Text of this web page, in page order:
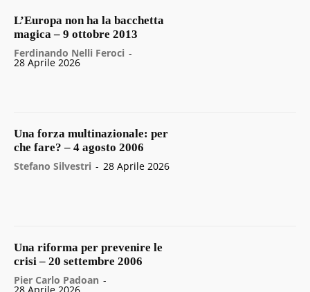
L’Europa non ha la bacchetta
magica – 9 ottobre 2013
Ferdinando Nelli Feroci -
28 Aprile 2026
Una forza multinazionale: per
che fare? – 4 agosto 2006
Stefano Silvestri - 28 Aprile 2026
Una riforma per prevenire le
crisi – 20 settembre 2006
Pier Carlo Padoan -